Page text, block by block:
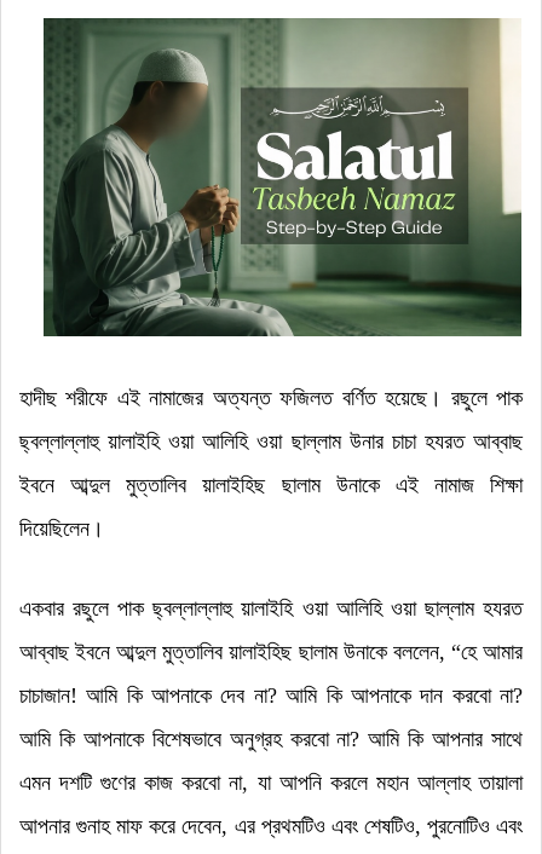
হাদীছ শরীফে এই নামাজের অত্যন্ত ফজিলত বর্ণিত হয়েছে। রছুলে পাক
ছ্বল্লাল্লাহু য়ালাইহি ওয়া আলিহি ওয়া ছাল্লাম উনার চাচা হযরত আব্বাছ
ইবনে আব্দুল মুত্তালিব য়ালাইহিছ ছালাম উনাকে এই নামাজ শিক্ষা
দিয়েছিলেন ।
একবার রছুলে পাক ছ্বল্লাল্লাহু য়ালাইহি ওয়া আলিহি ওয়া ছাল্লাম হযরত
আব্বাছ ইবনে আব্দুল মুত্তালিব য়ালাইহিছ ছালাম উনাকে বললেন, “হে আমার
চাচাজান! আমি কি আপনাকে দেব না?আমি কি আপনাকে দান করবো না?
আমি কি আপনাকে বিশেষভাবে অনুগ্রহ করবো না?আমি কি আপনার সাথে
এমন দশটি গুণের কাজ করবো না, যা আপনি করলে মহান আল্লাহ তায়ালা
আপনার গুনাহ মাফ করে দেবেন, এর প্রথমটিও এবং শেষটিও, পুরনোটিও এবং